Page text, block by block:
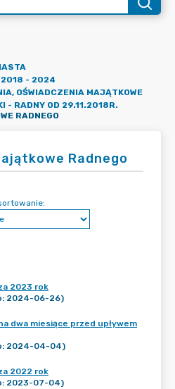
2018 - 2024
OŚWIADCZENIA MAJĄTKOWE
- RADNY OD 29.11.2018R.
RADNEGO
Radnego
2023 rok
2024-06-26)
dwa miesiące przed upływem
2024-04-04)
2022 rok
2023-07-04)